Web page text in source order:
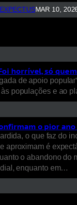
MAR 10,
horrível, só
de apoio
populações e ao
o pior
o que faz
é
o abandono
enquanto em…